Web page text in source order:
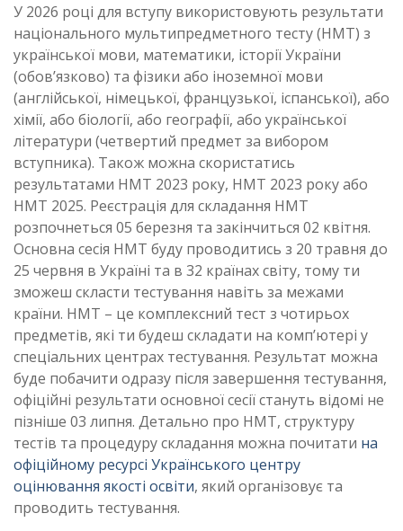
У 2026 році для вступу використовують результати
національного мультипредметного тесту (НМТ) з
української мови, математики, історії України
(обов’язково) та фізики або іноземної мови
(англійської, німецької, французької, іспанської), або
хімії, або біології, або географії, або української
літератури (четвертий предмет за вибором
вступника). Також можна скористатись
результатами НМТ 2023 року, НМТ 2023 року або
НМТ 2025. Реєстрація для складання НМТ
розпочнеться 05 березня та закінчиться 02 квітня.
Основна сесія НМТ буду проводитись з 20 травня до
25 червня в Україні та в 32 країнах світу, тому ти
зможеш скласти тестування навіть за межами
країни. НМТ – це комплексний тест з чотирьох
предметів, які ти будеш складати на комп’ютері у
спеціальних центрах тестування. Результат можна
буде побачити одразу після завершення тестування,
офіційні результати основної сесії стануть відомі не
пізніше 03 липня. Детально про НМТ, структуру
тестів та процедуру складання можна почитати на
офіційному ресурсі Українського центру
оцінювання якості освіти, який організовує та
проводить тестування.